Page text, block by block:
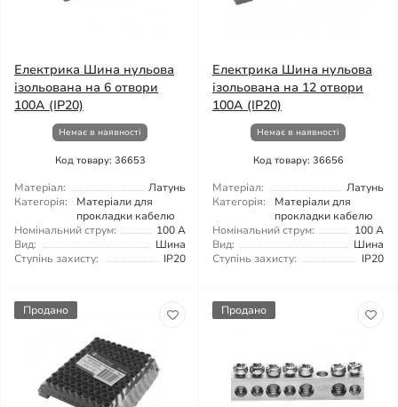
Електрика Шина нульова
ізольована на 6 отвори
100A (IP20)
Немає в наявності
Код товару: 36653
Матеріал:
Латунь
Категорія:
Матеріали для
прокладки кабелю
Номінальний струм:
100 А
Вид:
Шина
Ступінь захисту:
IP20
Електрика Шина нульова
ізольована на 12 отвори
100A (IP20)
Немає в наявності
Код товару: 36656
Матеріал:
Латунь
Категорія:
Матеріали для
прокладки кабелю
Номінальний струм:
100 А
Вид:
Шина
Ступінь захисту:
IP20
Продано Продано